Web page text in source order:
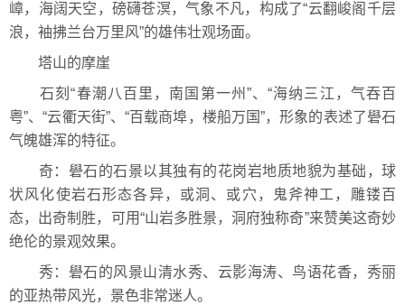
嶂，海阔天空，磅礴苍溟，气象不凡，构成了“云翻峻阁千层
浪，袖拂兰台万里风”的雄伟壮观场面。
塔山的摩崖
石刻“春潮八百里，南国第一州”、“海纳三江，气吞百
粤”、“云衢天街”、“百载商埠，楼船万国”，形象的表述了礐石
气魄雄浑的特征。
奇：礐石的石景以其独有的花岗岩地质地貌为基础，球
状风化使岩石形态各异，或洞、或穴，鬼斧神工，雕镂百
态，出奇制胜，可用“山岩多胜景，洞府独称奇”来赞美这奇妙
绝伦的景观效果。
秀：礐石的风景山清水秀、云影海涛、鸟语花香，秀丽
的亚热带风光，景色非常迷人。